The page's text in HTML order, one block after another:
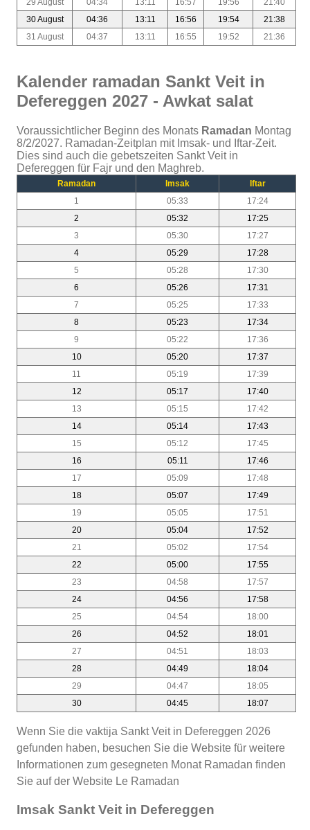
30 August
04:36 13:11 16:56 19:54
21:38
31 August
04:37 13:11 16:55 19:52 21:36
Kalender ramadan Sankt Veit in
Defereggen 2027 - Awkat salat
Voraussichtlicher Beginn des Monats Ramadan Montag
8/2/2027. Ramadan-Zeitplan mit Imsak- und Iftar-Zeit.
Dies sind auch die gebetszeiten Sankt Veit in
Defereggen für Fajr und den Maghreb.
Ramadan Imsak
Iftar
1
05:33
17:24
2
05:32
17:25
3
05:30
17:27
4
05:29
17:28
5
05:28
17:30
6
05:26
17:31
7
05:25
17:33
8
05:23
17:34
9
05:22
17:36
10
05:20
17:37
11
05:19
17:39
12
05:17
17:40
13
05:15
17:42
14
05:14
17:43
15
05:12
17:45
16
05:11
17:46
17
05:09
17:48
18
05:07
17:49
19
05:05
17:51
20
05:04
17:52
21
05:02
17:54
22
05:00
17:55
23
04:58
17:57
24
04:56
17:58
25
04:54
18:00
26
04:52
18:01
27
04:51
18:03
28
04:49
18:04
29
04:47
18:05
30
04:45 18:07
Wenn Sie die vaktija Sankt Veit in Defereggen 2026
gefunden haben, besuchen Sie die Website für weitere
Informationen zum gesegneten Monat Ramadan finden
Sie auf der Website Le Ramadan
Imsak Sankt Veit in Defereggen